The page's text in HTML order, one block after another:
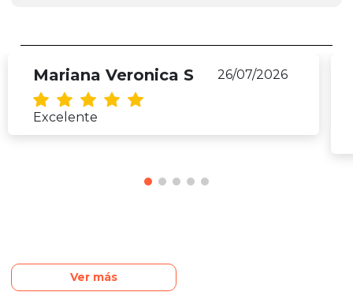
Mariana Veronica S 26/07/2026
Excelente
Ver más